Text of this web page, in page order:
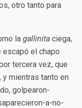
otro tanto para
la gallinita ciega,
escapó el chapo
tercera vez, que
y mientras tanto en
golpearon-
a-no-